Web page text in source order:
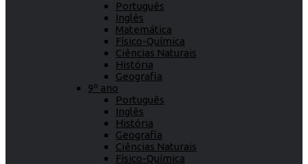
Português
Inglês
Matemática
Físico-Química
Ciências Naturais
História
Geografia
9º ano
Português
Inglês
História
Geografia
Ciências Naturais
Físico-Química